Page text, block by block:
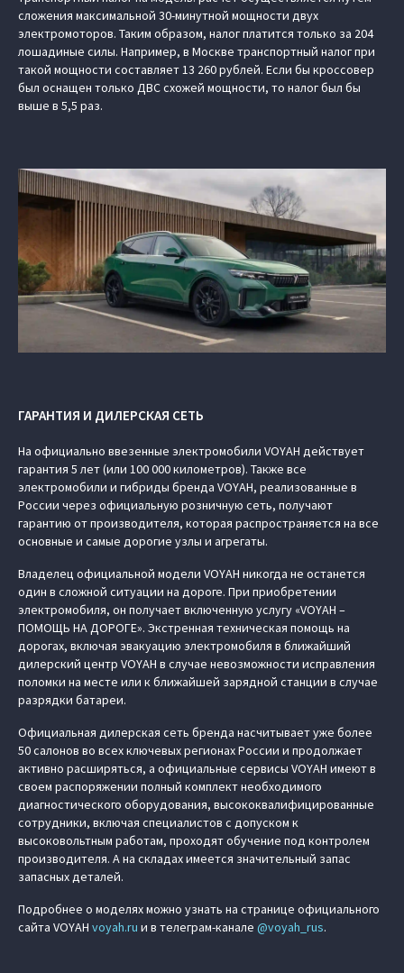
сложения максимальной 30-минутной мощности двух
электромоторов. Таким образом, налог платится только за 204
лошадиные силы. Например, в Москве транспортный налог при
такой мощности составляет 13 260 рублей. Если бы кроссовер
был оснащен только ДВС схожей мощности, то налог был бы
выше в 5,5 раз.
ГАРАНТИЯ И ДИЛЕРСКАЯ СЕТЬ
На официально ввезенные электромобили VOYAH действует
гарантия 5 лет (или 100 000 километров). Также все
электромобили и гибриды бренда VOYAH, реализованные в
России через официальную розничную сеть, получают
гарантию от производителя, которая распространяется на все
основные и самые дорогие узлы и агрегаты.
Владелец официальной модели VOYAH никогда не останется
один в сложной ситуации на дороге. При приобретении
электромобиля, он получает включенную услугу «VOYAH –
ПОМОЩЬ НА ДОРОГЕ». Экстренная техническая помощь на
дорогах, включая эвакуацию электромобиля в ближайший
дилерский центр VOYAH в случае невозможности исправления
поломки на месте или к ближайшей зарядной станции в случае
разрядки батареи.
Официальная дилерская сеть бренда насчитывает уже более
50 салонов во всех ключевых регионах России и продолжает
активно расширяться, а официальные сервисы VOYAH имеют в
своем распоряжении полный комплект необходимого
диагностического оборудования, высококвалифицированные
сотрудники, включая специалистов с допуском к
высоковольтным работам, проходят обучение под контролем
производителя. А на складах имеется значительный запас
запасных деталей.
Подробнее о моделях можно узнать на странице официального
сайта VOYAH voyah.ru и в телеграм-канале @voyah_rus.